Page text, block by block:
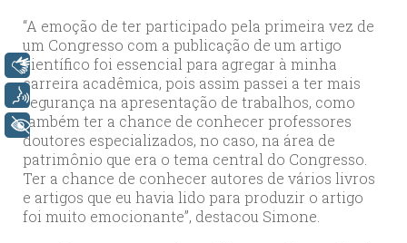
“A emoção de ter participado pela primeira vez de
um Congresso com a publicação de um artigo
científico foi essencial para agregar à minha
carreira acadêmica, pois assim passei a ter mais
segurança na apresentação de trabalhos, como
também ter a chance de conhecer professores
doutores especializados, no caso, na área de
patrimônio que era o tema central do Congresso.
Ter a chance de conhecer autores de vários livros
e artigos que eu havia lido para produzir o artigo
foi muito emocionante”, destacou Simone.
Libras
+ Acessibilidade